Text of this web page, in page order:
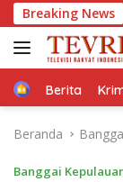
Langsung
ke
konten
Breaking News
dan GMNI
HomeBerita
Beranda
Banggai